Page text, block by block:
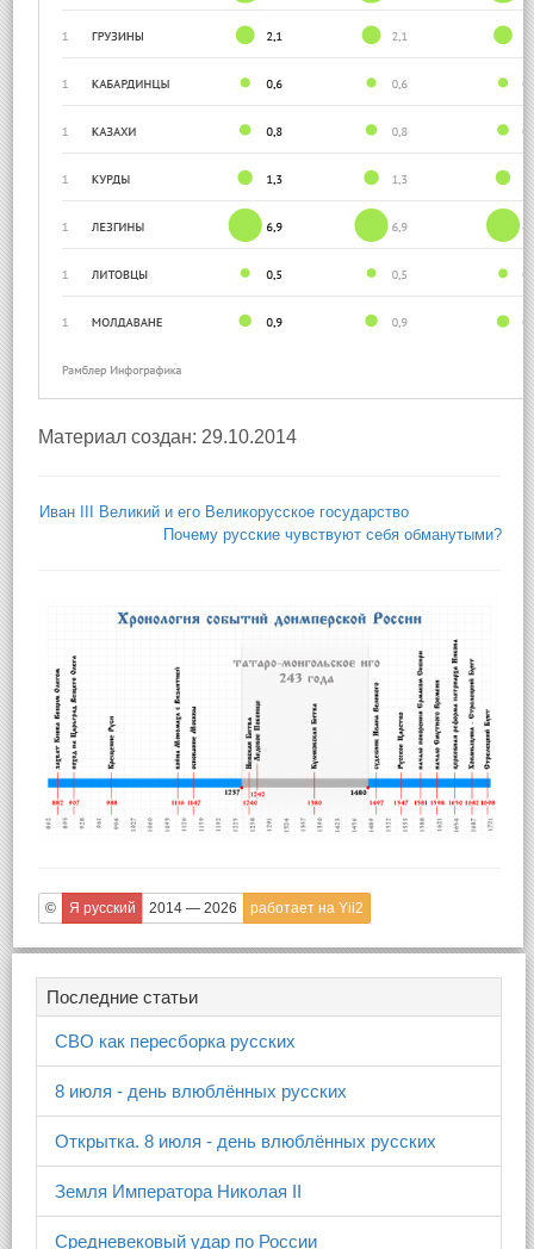
Материал создан: 29.10.2014
Иван III Великий и его Великорусское государство
Почему русские чувствуют себя обманутыми?
© Я русский 2014 — 2026 работает на Yii2
Последние статьи
СВО как пересборка русских
8 июля - день влюблённых русских
Открытка. 8 июля - день влюблённых русских
Земля Императора Николая II
Средневековый удар по России